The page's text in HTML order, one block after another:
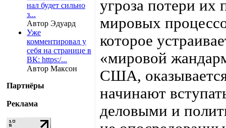
нал будет сильно
з...
Автор Эдуард
Уже
комментировал у
себя на странице в
ВК: https:/...
Автор Максон
Партнёры
Реклама
угроза потери их
мировых
которое
«мировой
США,
начинают
деловыми и